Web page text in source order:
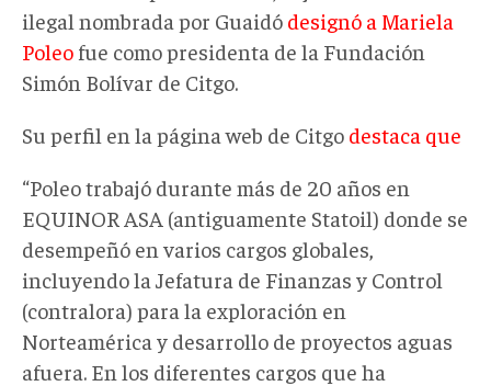
ilegal nombrada por Guaidó designó a Mariela
Poleo fue como presidenta de la Fundación
Simón Bolívar de Citgo.
Su perfil en la página web de Citgo destaca que
“Poleo trabajó durante más de 20 años en
EQUINOR ASA (antiguamente Statoil) donde se
desempeñó en varios cargos globales,
incluyendo la Jefatura de Finanzas y Control
(contralora) para la exploración en
Norteamérica y desarrollo de proyectos aguas
afuera. En los diferentes cargos que ha